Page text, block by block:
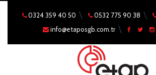
0324 359 40 50 0532 775 90 38
info@etaposgb.com.tr